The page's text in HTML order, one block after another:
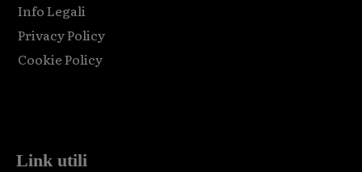
Info Legali
Privacy Policy
Cookie Policy
Link utili